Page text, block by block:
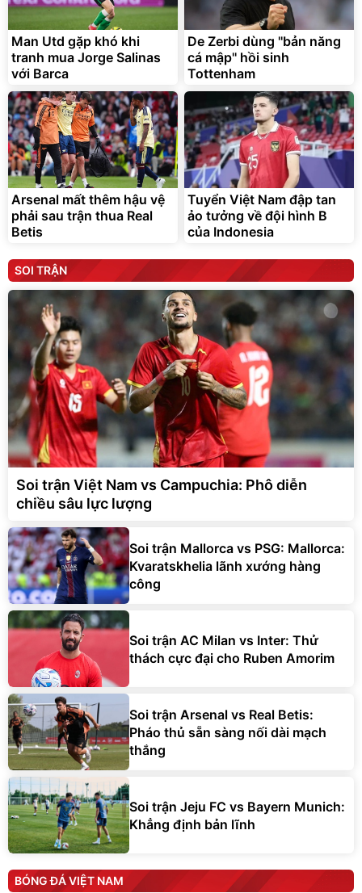
Man Utd gặp khó khi
tranh mua Jorge Salinas
với Barca
De Zerbi dùng ''bản năng
cá mập'' hồi sinh
Tottenham
Arsenal mất thêm hậu vệ
phải sau trận thua Real
Betis
Tuyển Việt Nam đập tan
ảo tưởng về đội hình B
của Indonesia
SOI TRẬN
Soi trận Việt Nam vs Campuchia: Phô diễn
chiều sâu lực lượng
Soi trận Mallorca vs PSG: Mallorca:
Kvaratskhelia lãnh xướng hàng
công
Soi trận AC Milan vs Inter: Thử
thách cực đại cho Ruben Amorim
Soi trận Arsenal vs Real Betis:
Pháo thủ sẵn sàng nối dài mạch
thắng
Soi trận Jeju FC vs Bayern Munich:
Khẳng định bản lĩnh
BÓNG ĐÁ VIỆT NAM